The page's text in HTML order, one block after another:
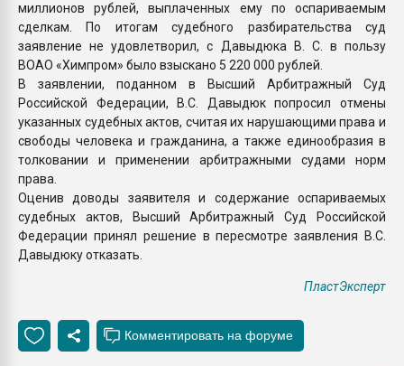
миллионов рублей, выплаченных ему по оспариваемым
сделкам. По итогам судебного разбирательства суд
заявление не удовлетворил, с Давыдюка В. С. в пользу
ВОАО «Химпром» было взыскано 5 220 000 рублей.
В заявлении, поданном в Высший Арбитражный Суд
Российской Федерации, В.С. Давыдюк попросил отмены
указанных судебных актов, считая их нарушающими права и
свободы человека и гражданина, а также единообразия в
толковании и применении арбитражными судами норм
права.
Оценив доводы заявителя и содержание оспариваемых
судебных актов, Высший Арбитражный Суд Российской
Федерации принял решение в пересмотре заявления В.С.
Давыдюку отказать.
ПластЭксперт